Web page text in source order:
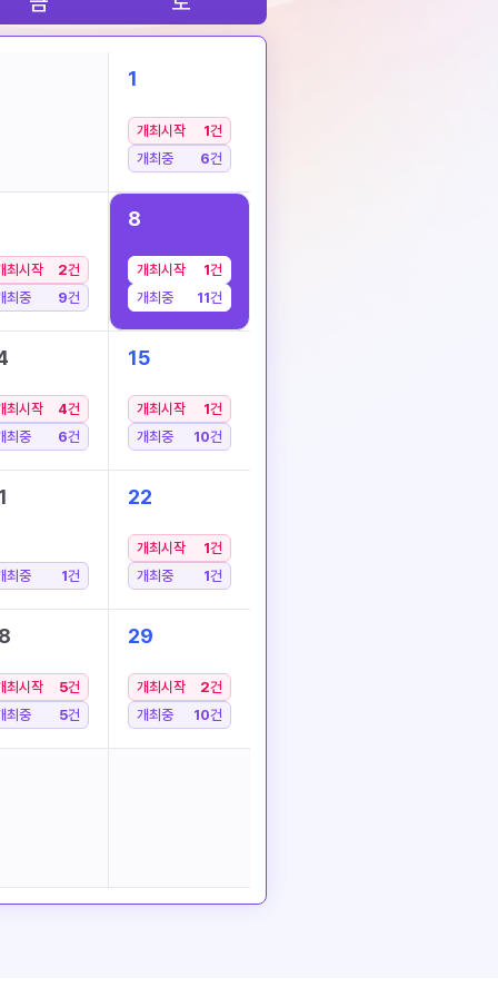
1
개최시작 1건
개최중
6건
최시작 2건
최중
9건
8
개최시작 1건
개최중
11건
최시작 4건
최중
6건
15
개최시작 1건
개최중
10건
최중 1건
22
개최시작 1건
개최중
1건
최시작 5건
최중
5건
29
개최시작 2건
개최중
10건